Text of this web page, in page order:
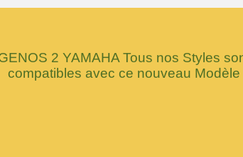
GENOS 2 YAMAHA Tous nos Styles sont
compatibles avec ce nouveau Modèle